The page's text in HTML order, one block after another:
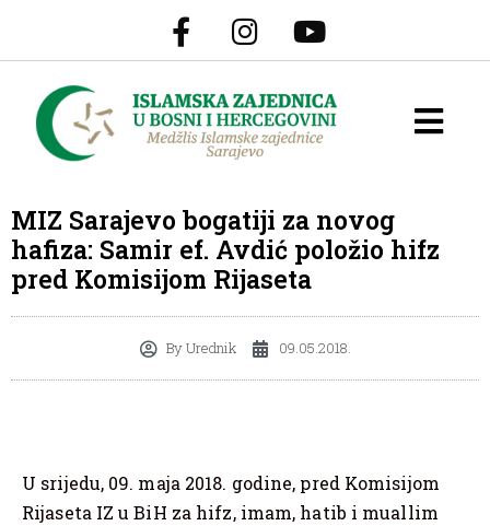
MIZ Sarajevo bogatiji za novog
hafiza: Samir ef. Avdić položio hifz
pred Komisijom Rijaseta
ByUrednik 09.05.2018.
U srijedu, 09. maja 2018. godine, pred Komisijom
Rijaseta IZ u BiH za hifz, imam, hatib i muallim